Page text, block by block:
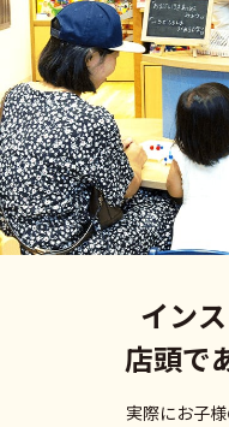
イン
店頭で
実際にお子